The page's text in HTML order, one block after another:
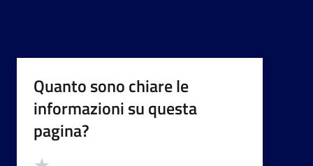
Quanto sono chiare le
informazioni su questa
pagina?
Valutazione